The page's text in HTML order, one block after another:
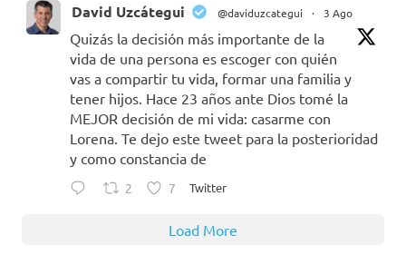
David Uzcátegui @daviduzcategui · 3 Ago
Quizás la decisión más importante de la
vida de una persona es escoger con quién
vas a compartir tu vida, formar una familia y
tener hijos. Hace 23 años ante Dios tomé la
MEJOR decisión de mi vida: casarme con
Lorena. Te dejo este tweet para la posterioridad
y como constancia de
2 7 Twitter
Load More